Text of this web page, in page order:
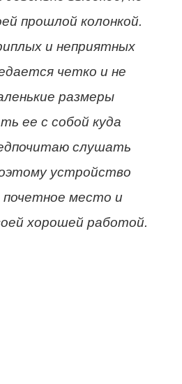
прошлой колонкой.
и неприятных
четко и не
размеры
ее с собой куда
слушать
устройство
место и
хорошей работой.